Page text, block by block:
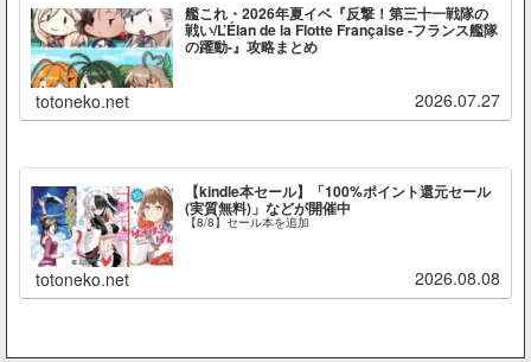
艦これ・2026年夏イベ『反撃！第三十一戦隊の
戦い/L’Élan de la Flotte Française -フランス艦隊
の躍動-』攻略まとめ
totoneko.net 2026.07.27
【kindle本セール】「100%ポイント還元セール
(実質無料)」などが開催中
【8/8】セール本を追加
totoneko.net 2026.08.08